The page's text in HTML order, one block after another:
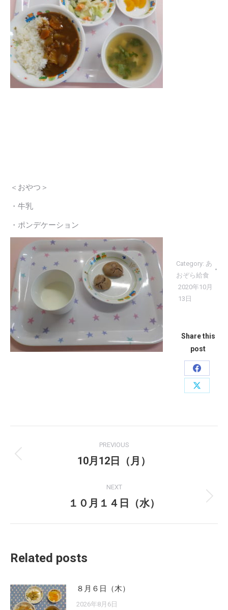
＜おやつ＞
・牛乳
・ポンデケーション
Category: あ
おぞら給食
2020年10月
13日
Share this
post
Share
on
Share
navigation
PREVIOUS
Previous
10月12日（月）
NEXT
Next
１０月１４日（水）
Related posts
８月６日（木）
2026年8月6日